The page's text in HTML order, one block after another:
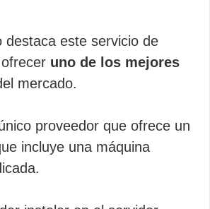
destaca este servicio de
uno de los mejores
mercado.
proveedor que ofrece un
incluye una máquina